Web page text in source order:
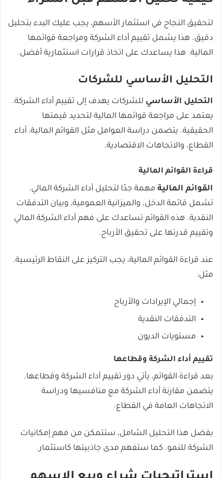
لتحقيق النجاح في استثمار الأسهم، يجب عليك البدء بتحليل
دقيق. هذا يشمل تقييم أداء الشركة ومراجعة قوائمها
المالية. هذا يساعدك على اتخاذ قرارات استثمارية أفضل.
التحليل الأساسي للشركات
التحليل الأساسي للشركات يهدف إلى تقييم أداء الشركة.
يعتمد على مراجعة قوائمها المالية لتحديد قيمتها
الحقيقية. يتضمن دراسة العوامل مثل القوائم المالية، أداء
القطاع، والاتجاهات الاقتصادية.
قراءة القوائم المالية
القوائم المالية مهمة جدًا لتحليل أداء الشركة المالي.
تشمل قائمة الدخل، والميزانية العمومية، وبيان التدفقات
النقدية. هذه القوائم تساعدك على فهم أداء الشركة المالي
وتقييم قدرتها على تحقيق الأرباح.
عند قراءة القوائم المالية، يجب التركيز على النقاط الرئيسية.
مثل:
إجمالي الإيرادات والأرباح
التدفقات النقدية
مستويات الديون
تقييم أداء الشركة وقطاعها
بعد قراءة القوائم، يأتي دور تقييم أداء الشركة وقطاعها.
يتضمن مقارنة أداء الشركة مع منافسيها ودراسة
الاتجاهات العامة في القطاع.
بفضل هذا التحليل الشامل، ستتمكن من فهم إمكانيات
الشركة للنمو. كما ستفهم مدى جاذبيتها كاستثمار.